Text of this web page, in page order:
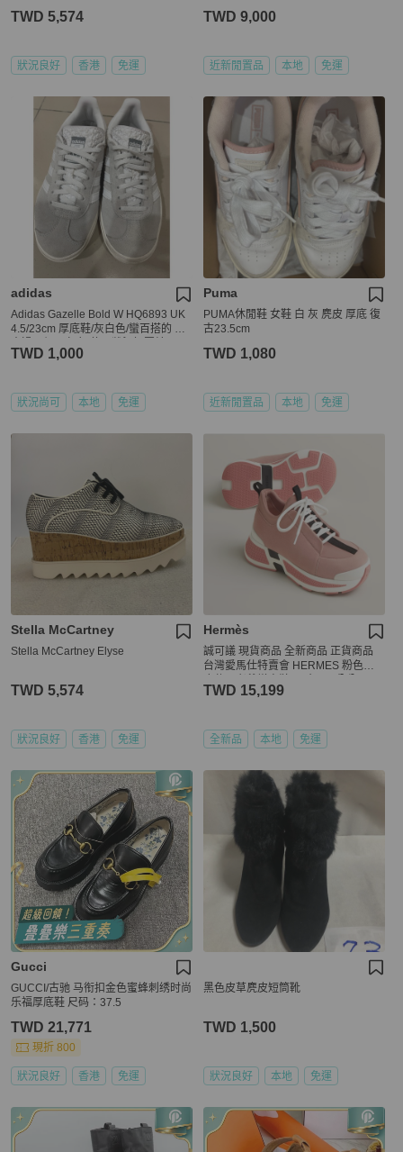
TWD 5,574
狀況良好 香港 免運
TWD 9,000
近新閒置品 本地 免運
adidas
Adidas Gazelle Bold W HQ6893 UK
4.5/23cm 厚底鞋/灰白色/蠻百搭的 約
TWD 1,000
狀況尚可 本地 免運
Puma
PUMA休閒鞋 女鞋 白 灰 麂皮 厚底 復
古23.5cm
TWD 1,080
近新閒置品 本地 免運
Stella McCartney
Stella McCartney Elyse
TWD 5,574
狀況良好 香港 免運
Hermès
誠可議 現貨商品 全新商品 正貨商品
台灣愛馬仕特賣會 HERMES 粉色麂
TWD 15,199
全新品 本地 免運
Gucci
GUCCI/古驰 马衔扣金色蜜蜂刺绣时尚
乐福厚底鞋 尺码：37.5
TWD 21,771
現折 800
狀況良好 香港 免運
黑色皮草麂皮短筒靴
TWD 1,500
狀況良好 本地 免運